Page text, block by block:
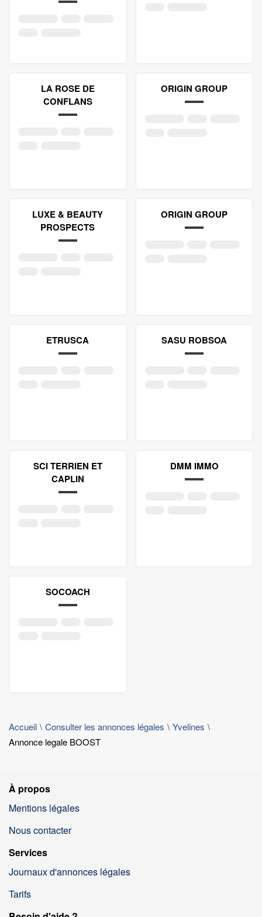
LA ROSE DE
CONFLANS
ORIGIN GROUP
LUXE & BEAUTY
PROSPECTS
ORIGIN GROUP
ETRUSCA SASU ROBSOA
SCI TERRIEN ET
CAPLIN
DMM IMMO
SOCOACH
Accueil Consulter les annonces légales
Yvelines
Annonce legale BOOST
À propos
Mentions légales
Nous contacter
Services
Journaux d'annonces légales
Tarifs